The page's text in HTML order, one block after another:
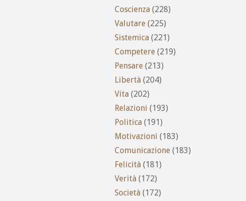
Coscienza (228)
Valutare (225)
Sistemica (221)
Competere (219)
Pensare (213)
Libertà (204)
Vita (202)
Relazioni (193)
Politica (191)
Motivazioni (183)
Comunicazione (183)
Felicità (181)
Verità (172)
Società (172)